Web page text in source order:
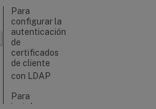
Para
configurar la
autenticación
de
certificados
de cliente
con LDAP
Para
instalar un